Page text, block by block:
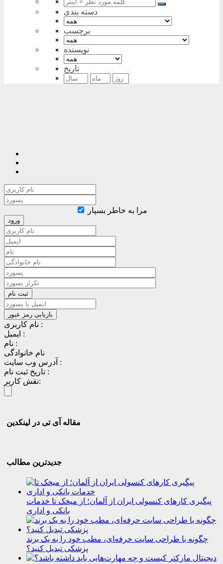
دسته بندی
برچسب
نویسنده
تاریخ
مرا به خاطر بسپار
نام کاربری :
ایمیل :
نام :
نام خانوادگی
آدرس وب سایت :
تاریخ ثبت نام :
نقش کاربر:
مقاله آی تی در لینکدین
جدیدترین مطالب
پیگیری کارهای کنسولی ایران از آلمان؛ از میخک تا خدمات
بانکی و اداری
چگونه با طراحی سایت حرفه‌ای، مطب خود را به یک برند
پزشکی تبدیل کنید؟